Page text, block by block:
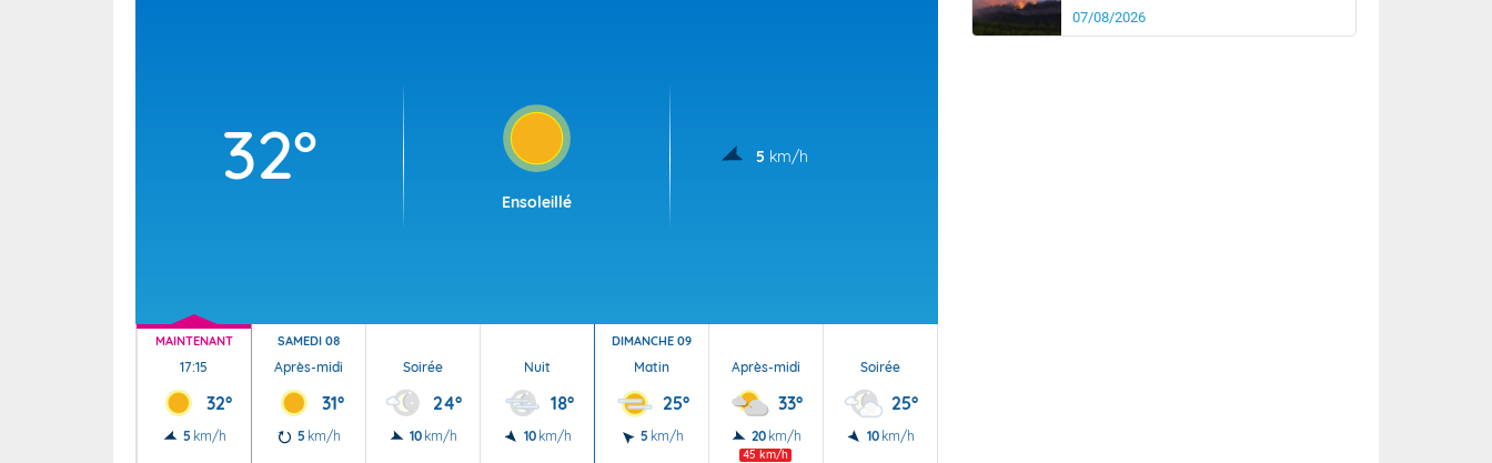
32°
Ensoleillé
5 km/h
MAINTENANT
17:15
32°
5 km/h
SAMEDI 08
Après-midi
31°
5 km/h
Soirée
24°
10 km/h
Nuit
18°
10 km/h
DIMANCHE 09
Matin
25°
5 km/h
Après-midi
33°
20 km/h
45 km/h
Soirée
25°
10 km/h
07/08/2026